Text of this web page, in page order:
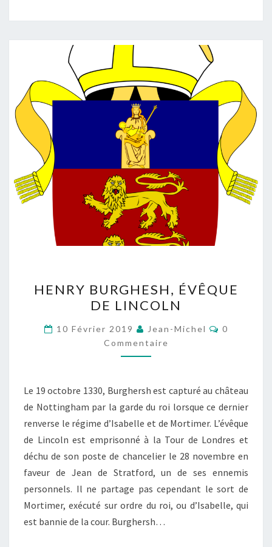
BURGHESH,
ÉVÊQUE
DE
LINCOLN
HENRY BURGHESH, ÉVÊQUE
DE LINCOLN
10 Février 2019 Jean-Michel
0
Commentaire
Le 19 octobre 1330, Burghersh est capturé au château
de Nottingham par la garde du roi lorsque ce dernier
renverse le régime d’Isabelle et de Mortimer. L’évêque
de Lincoln est emprisonné à la Tour de Londres et
déchu de son poste de chancelier le 28 novembre en
faveur de Jean de Stratford, un de ses ennemis
personnels. Il ne partage pas cependant le sort de
Mortimer, exécuté sur ordre du roi, ou d’Isabelle, qui
est bannie de la cour. Burghersh…